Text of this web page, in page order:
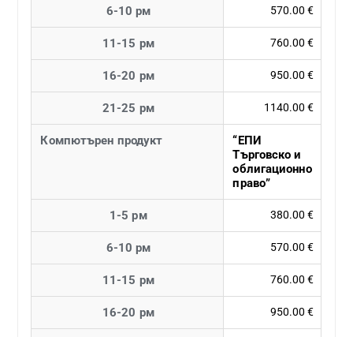
6-10 рм 570.00 €
11-15 рм 760.00 €
16-20 рм 950.00 €
21-25 рм 1140.00 €
Компютърен продукт
“ЕПИ
Търговско и
облигационно
право”
1-5 рм 380.00 €
6-10 рм 570.00 €
11-15 рм 760.00 €
16-20 рм 950.00 €